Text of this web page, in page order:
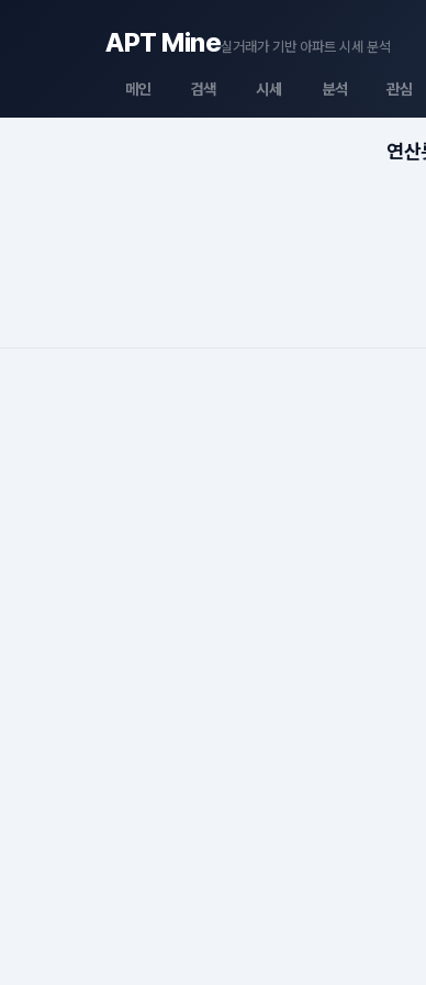
APT Mine실거래가 기반 아파트 시세 분석
메인 검색 시세 분석 관심
연